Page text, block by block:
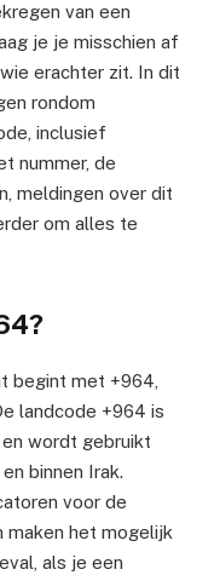
van een
je je misschien af
erachter zit. In dit
rondom
inclusief
nummer, de
meldingen over dit
om alles te
begint met +964,
landcode +964 is
wordt gebruikt
binnen Irak.
voor de
maken het mogelijk
als je een